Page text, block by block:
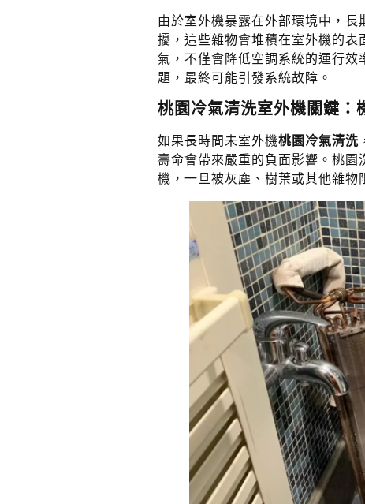
由於室外機暴露在外部環境中，
擾，這些雜物會堆積在室外機的
氣，不僅會降低空調系統的運行效
題，最終可能引發系統故障。
桃園冷氣清洗室外機關鍵：
如果長時間未室外機桃園冷氣清洗
壽命會帶來嚴重的負面影響。桃
機，一旦被灰塵、樹葉或其他雜物